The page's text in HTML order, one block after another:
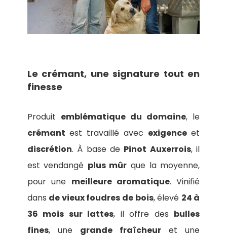
Le crémant, une signature tout en
finesse
Produit emblématique du domaine, le
crémant est travaillé avec exigenceet
discrétion. À base de Pinot Auxerrois, il
est vendangé plus mûr que la moyenne,
pour une meilleure aromatique. Vinifié
dans de vieux foudres de bois, élevé 24 à
36 mois sur lattes, il offre des bulles
fines, une grande fraîcheur et une